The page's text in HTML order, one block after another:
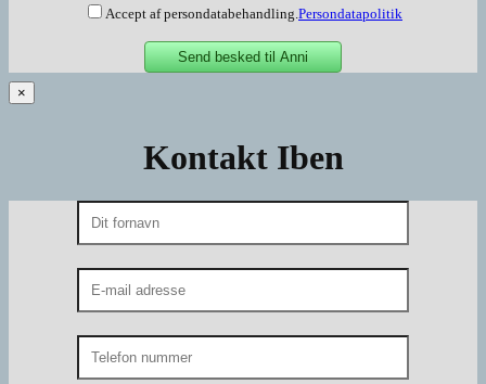
Accept af persondatabehandling. Persondatapolitik
×
Kontakt Iben